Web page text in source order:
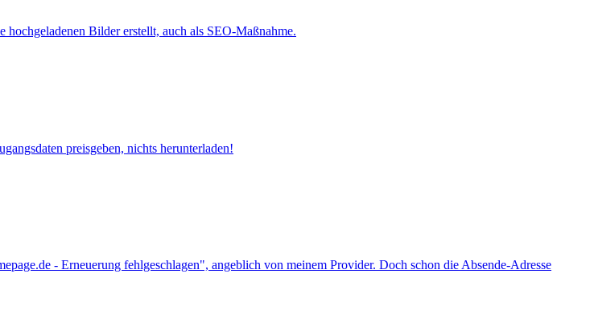
Bilder erstellt, auch als SEO-Maßnahme.
preisgeben, nichts herunterladen!
- Erneuerung fehlgeschlagen", angeblich von meinem Provider. Doch schon die Absende-Adresse